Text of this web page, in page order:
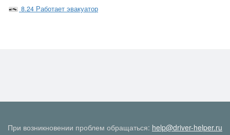
8.24 Работает эвакуатор
При возникновении проблем обращаться: help@driver-helper.ru